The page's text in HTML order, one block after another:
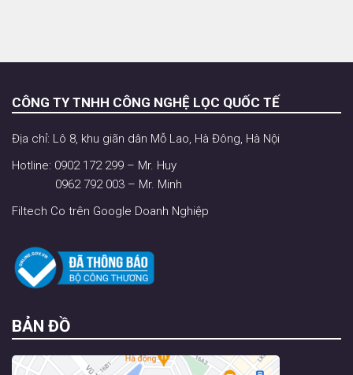
CÔNG TY TNHH CÔNG NGHỆ LỌC QUỐC TẾ
Địa chỉ: Lô 8, khu giãn dân Mỗ Lao, Hà Đông, Hà Nội
Hotline: 0902 172 299 – Mr. Huy
0962 792 003 – Mr. Minh
Filtech Co trên Google Doanh Nghiệp
BẢN ĐỒ